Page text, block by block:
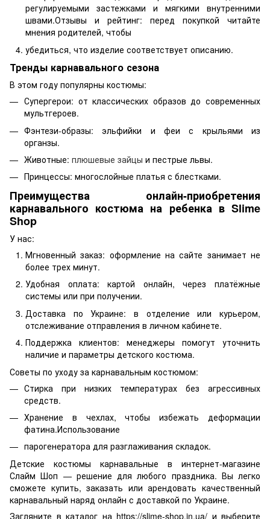
регулируемыми застежками и мягкими внутренними
швами.Отзывы и рейтинг: перед покупкой читайте
мнения родителей, чтобы
убедиться, что изделие соответствует описанию.
Тренды карнавального сезона
В этом году популярны костюмы:
Супергерои: от классических образов до современных
мультгероев.
Фэнтези-образы: эльфийки и феи с крыльями из
органзы.
Животные: плюшевые зайцы и пестрые львы.
Принцессы: многослойные платья с блестками.
Преимущества онлайн-приобретения
карнавального костюма на ребенка в Slime
Shop
У нас:
Мгновенный заказ: оформление на сайте занимает не
более трех минут.
Удобная оплата: картой онлайн, через платёжные
системы или при получении.
Доставка по Украине: в отделение или курьером,
отслеживание отправления в личном кабинете.
Поддержка клиентов: менеджеры помогут уточнить
наличие и параметры детского костюма.
Советы по уходу за карнавальным костюмом:
Стирка при низких температурах без агрессивных
средств.
Хранение в чехлах, чтобы избежать деформации
фатина.Использование
парогенератора для разглаживания складок.
Детские костюмы карнавальные в интернет-магазине
Слайм Шоп — решение для любого праздника. Вы легко
сможете купить, заказать или арендовать качественный
карнавальный наряд онлайн с доставкой по Украине.
Загляните в каталог на https://slime-shop.in.ua/ и выберите